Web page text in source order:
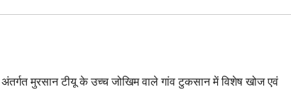
मुरसान टीयू के उच्च जोखिम वाले गांव टुकसान में विशेष खोज एवं